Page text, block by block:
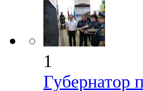
1
Губернатор